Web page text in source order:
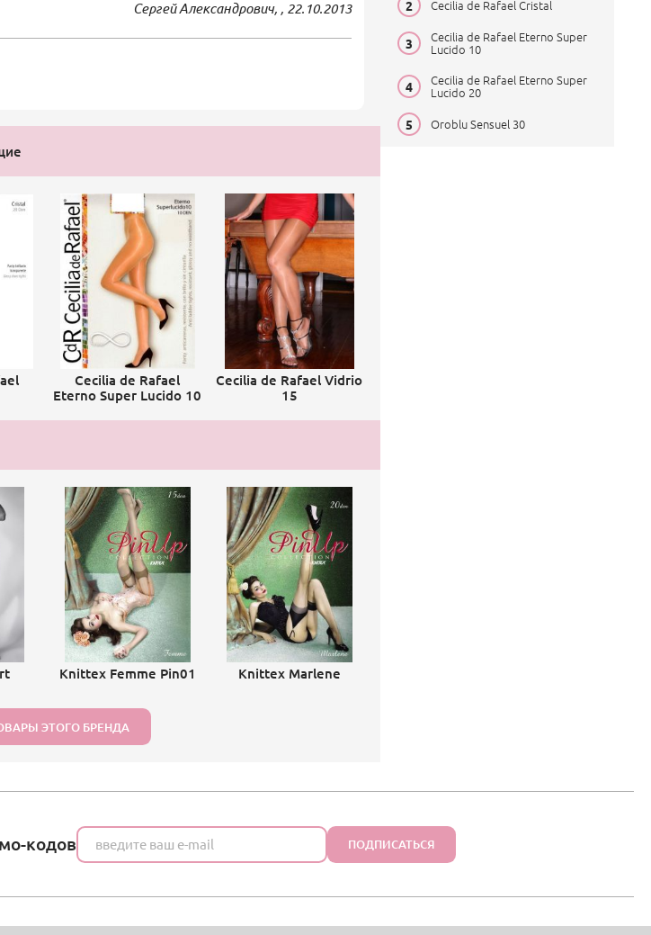
Сергей Александрович, , 22.10.2013
Cecilia de Rafael
Eterno Super Lucido 10
Cecilia de Rafael Vidrio
15
Knittex Femme Pin01 Knittex Marlene
ЭТОГО БРЕНДА
Cecilia de Rafael Cristal
Cecilia de Rafael Eterno Super
Lucido 10
Cecilia de Rafael Eterno Super
Lucido 20
Oroblu Sensuel 30
кодов ПОДПИСАТЬСЯ